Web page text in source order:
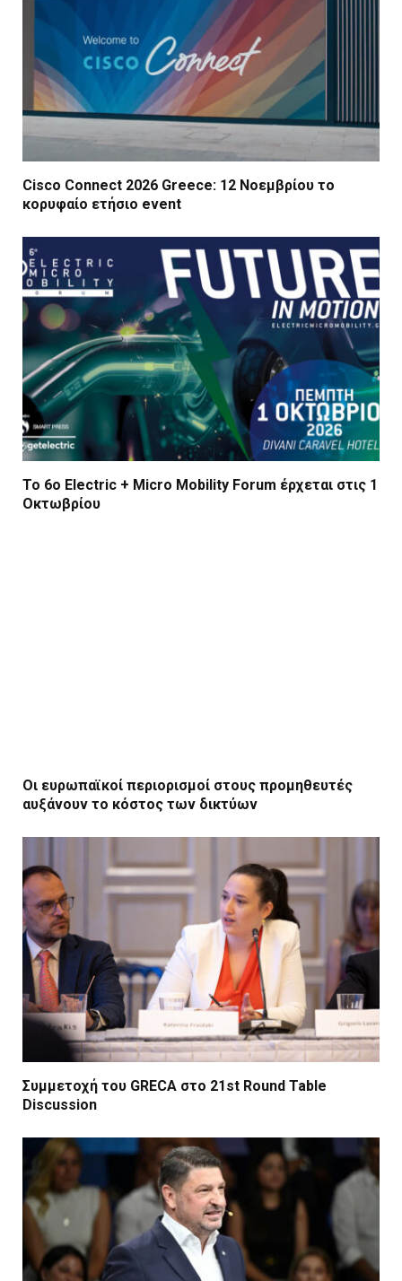
Cisco Connect 2026 Greece: 12 Νοεμβρίου το
κορυφαίο ετήσιο event
Το 6ο Electric + Micro Mobility Forum έρχεται στις 1
Οκτωβρίου
Οι ευρωπαϊκοί περιορισμοί στους προμηθευτές
αυξάνουν το κόστος των δικτύων
Συμμετοχή του GRECA στο 21st Round Table
Discussion